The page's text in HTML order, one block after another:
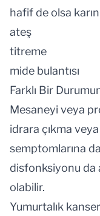
hafif de olsa
ateş
titreme
mide bulantısı
Farklı Bir
Mesaneyi veya
idrara çıkma
semptomlarına
disfonksiyonu da
olabilir.
Yumurtalık